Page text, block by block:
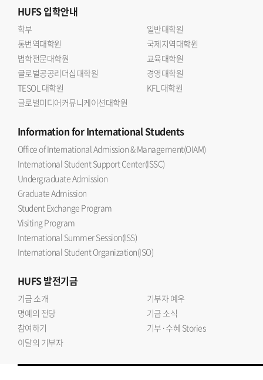
HUFS입학안내
학부
일반대학원
통번역대학원
국제지역대학원
법학전문대학원
교육대학원
글로벌공공리더십대학원
경영대학원
TESOL 대학원
KFL 대학원
글로벌미디어커뮤니케이션대학원
Informationfor International Students
Office of International Admission & Management(OIAM)
International Student Support Center(ISSC)
Undergraduate Admission
Graduate Admission
Student Exchange Program
Visiting Program
International Summer Session(ISS)
International Student Organization(ISO)
HUFS발전기금
기금 소개
기부자 예우
명예의 전당
기금 소식
참여하기
기부·수혜 Stories
이달의 기부자